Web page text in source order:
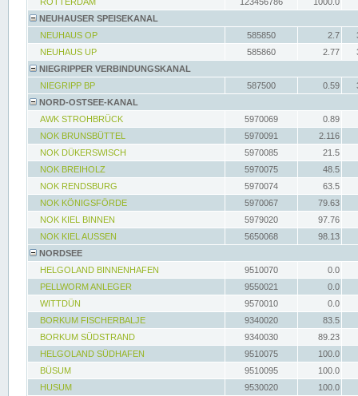
NEUHAUSER SPEISEKANAL
NEUHAUS OP
585850 2.7
NEUHAUS UP
585860 2.77
NIEGRIPPER VERBINDUNGSKANAL
NIEGRIPP BP
587500 0.59
NORD-OSTSEE-KANAL
AWK STROHBRÜCK
5970069
0.89
NOK BRUNSBÜTTEL
5970091
2.116
NOK DÜKERSWISCH
5970085
21.5
NOK BREIHOLZ
5970075
48.5
NOK RENDSBURG
5970074
63.5
NOK KÖNIGSFÖRDE
5970067
79.63
NOK KIEL BINNEN
5979020
97.76
NOK KIEL AUSSEN
5650068
98.13
NORDSEE
HELGOLAND BINNENHAFEN
9510070
0.0
PELLWORM ANLEGER
9550021
0.0
WITTDÜN
9570010
0.0
BORKUM FISCHERBALJE
9340020
83.5
BORKUM SÜDSTRAND
9340030
89.23
HELGOLAND SÜDHAFEN
9510075
100.0
BÜSUM
9510095
100.0
HUSUM
9530020 100.0